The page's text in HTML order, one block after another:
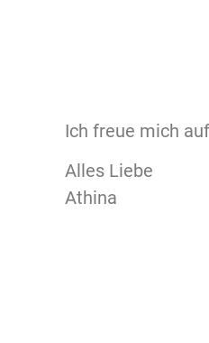
Ich freue mich
Alles Liebe
Athina